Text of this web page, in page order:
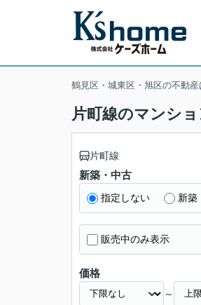
鶴見区・城東区・旭区の不動
片町線のマンシ
片町線
新築・中古
指定しない 新築
販売中のみ表示
価格
～